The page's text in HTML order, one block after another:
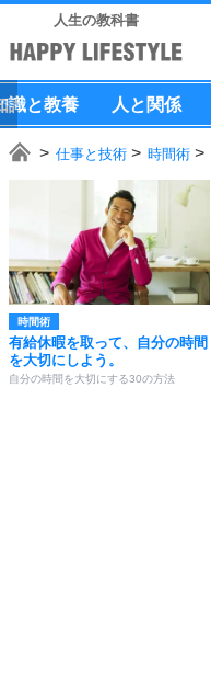
人生の教科書
識と教養 人 と 関係
仕事と技術 時間術
時間術
有給休暇を取って、自分の時間
を大切にしよう。
自分の時間を大切にする30の方法